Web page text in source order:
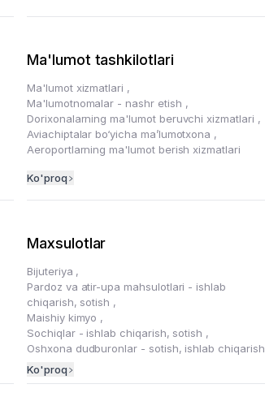
Ma'lumot tashkilotlari
Ma'lumot xizmatlari ,
Ma'lumotnomalar - nashr etish ,
Dorixonalarning ma'lumot beruvchi xizmatlari ,
Aviachiptalar bo‘yicha ma’lumotxona ,
Aeroportlarning ma'lumot berish xizmatlari
Ko'proq
Maxsulotlar
Bijuteriya ,
Pardoz va atir-upa mahsulotlari - ishlab
chiqarish, sotish ,
Maishiy kimyo ,
Sochiqlar - ishlab chiqarish, sotish ,
Oshxona dudburonlar - sotish, ishlab chiqarish
Ko'proq